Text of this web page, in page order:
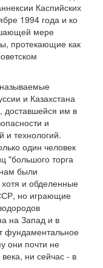
Каспийских
1994 года и ко
мере
протекающие как
и Казахстана
доставшейся им в
и
и технологий.
один человек
"большого торга
были
и обделенные
но играющие
на Запад и в
фундаментальное
они почти не
ни сейчас - в